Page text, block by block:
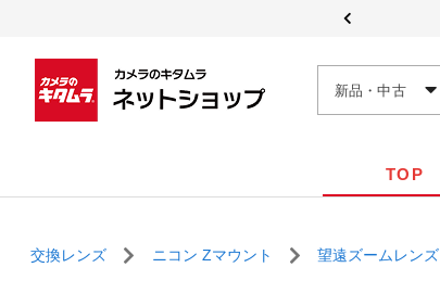
新品・中古
TOP
交換レンズ ニコン Zマウント 望遠ズームレンズ